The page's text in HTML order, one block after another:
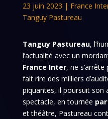
23 juin 2023 | France
Tanguy Pastureau
Tanguy Pastureau,
l’actualité avec un
France Inter, ne
fait rire des milliers
piquantes, il poursuit son
spectacle, en tournée
et théâtre, Pastureau